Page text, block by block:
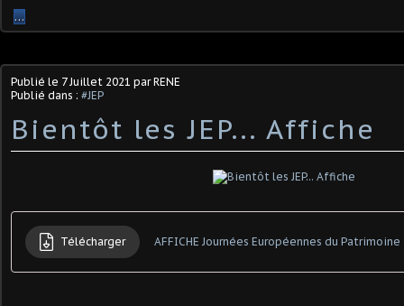
…
Publié le 7 Juillet 2021 par RENE
Publié dans : #JEP
Bientôt les JEP... Affiche
Télécharger AFFICHE Journées Européennes du Patrimoine